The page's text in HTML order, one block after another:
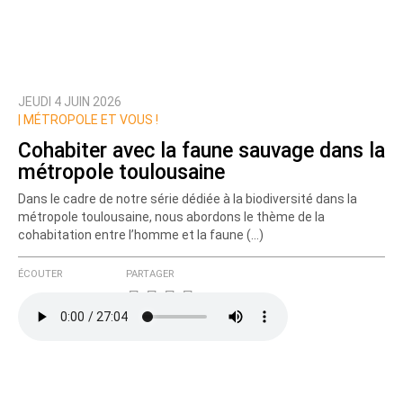
JEUDI 4 JUIN 2026
MÉTROPOLE ET VOUS !
Cohabiter avec la faune sauvage dans la
métropole toulousaine
Dans le cadre de notre série dédiée à la biodiversité dans la
métropole toulousaine, nous abordons le thème de la
cohabitation entre l’homme et la faune (…)
ÉCOUTER PARTAGER